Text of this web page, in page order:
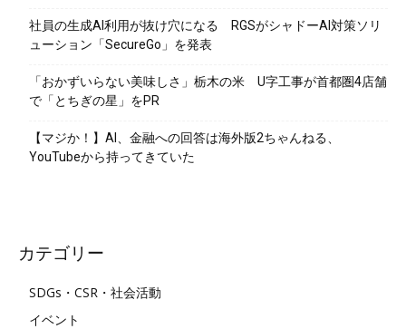
社員の生成AI利用が抜け穴になる RGSがシャドーAI対策ソリ
ューション「SecureGo」を発表
「おかずいらない美味しさ」栃木の米 U字工事が首都圏4店舗
で「とちぎの星」をPR
【マジか！】AI、金融への回答は海外版2ちゃんねる、
YouTubeから持ってきていた
カテゴリー
SDGs・CSR・社会活動
イベント